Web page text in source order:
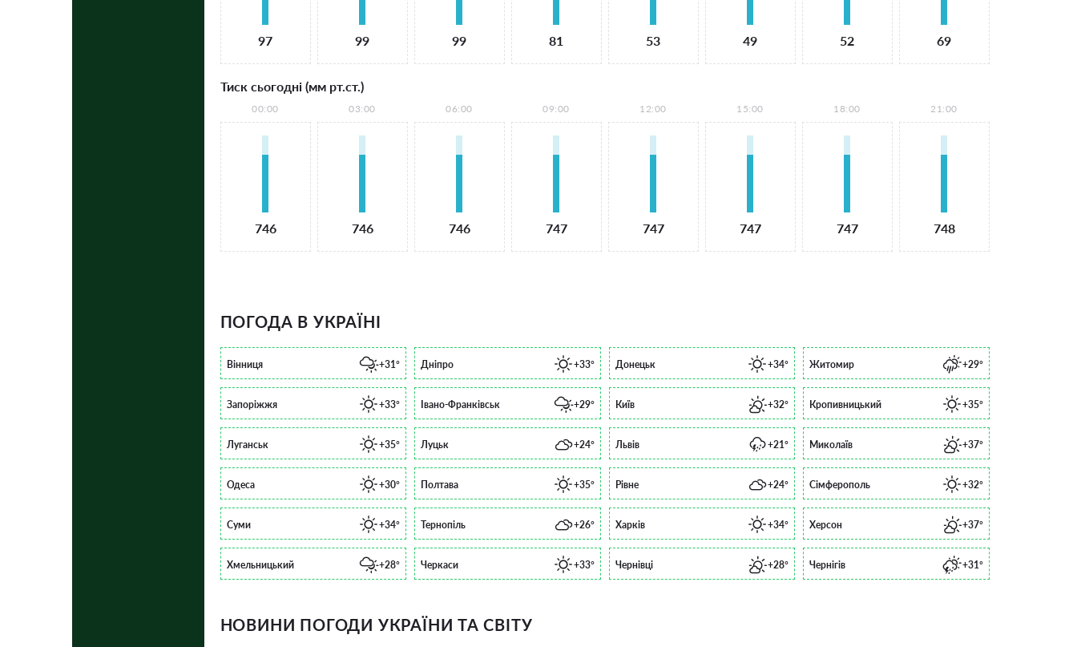
97 99 99 81 53 49 52 69
Тиск сьогодні (мм рт.ст.)
00:00
746
03:00
746
06:00
746
09:00
747
12:00
747
15:00
747
18:00
747
21:00
748
ПОГОДА В УКРАЇНІ
Вінниця +31° Дніпро +33° Донецьк +34° Житомир +29°
Запоріжжя +33° Івано-Франківськ +29° Київ +32° Кропивницький +35°
Луганськ +35° Луцьк +24° Львів +21° Миколаїв +37°
Одеса +30° Полтава +35° Рівне +24° Сімферополь +32°
Суми +34° Тернопіль +26° Харків +34° Херсон +37°
Хмельницький +28° Черкаси +33° Чернівці +28° Чернігів +31°
НОВИНИ ПОГОДИ УКРАЇНИ ТА СВІТУ